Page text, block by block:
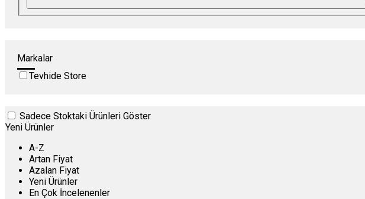
Markalar
Tevhide Store
Sadece Stoktaki Ürünleri Göster
Yeni Ürünler
A-Z
Artan Fiyat
Azalan Fiyat
Yeni Ürünler
En Çok İncelenenler